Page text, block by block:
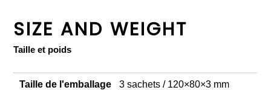
SIZE AND WEIGHT
Taille et poids
Taille de l'emballage 3 sachets / 120×80×3 mm